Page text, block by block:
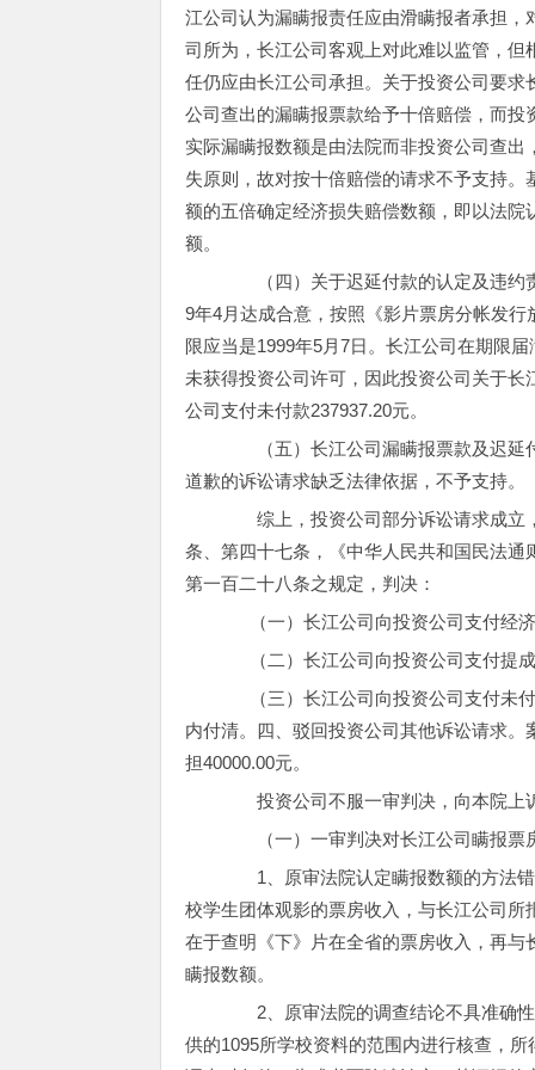
江公司认为漏瞒报责任应由滑瞒报者承担
司所为，长江公司客观上对此难以监管，
任仍应由长江公司承担。关于投资公司要
公司查出的漏瞒报票款给予十倍赔偿，而
实际漏瞒报数额是由法院而非投资公司查
失原则，故对按十倍赔偿的请求不予支持
额的五倍确定经济损失赔偿数额，即以法院
额。
（四）关于迟延付款的认定及违约
9年4月达成合意，按照《影片票房分帐发
限应当是1999年5月7日。长江公司在期限
未获得投资公司许可，因此投资公司关于
公司支付未付款237937.20元。
（五）长江公司漏瞒报票款及迟延
道歉的诉讼请求缺乏法律依据，不予支持。
综上，投资公司部分诉讼请求成立
条、第四十七条，《中华人民共和国民法
第一百二十八条之规定，判决：
（一）长江公司向投资公司支付经济
（二）长江公司向投资公司支付提
（三）长江公司向投资公司支付未付
内付清。四、驳回投资公司其他诉讼请求
担40000.00元。
投资公司不服一审判决，向本院上
（一）一审判决对长江公司瞒报票
1、原审法院认定瞒报数额的方法错
校学生团体观影的票房收入，与长江公司
在于查明《下》片在全省的票房收入，再
瞒报数额。
2、原审法院的调查结论不具准确性
供的1095所学校资料的范围内进行核查，